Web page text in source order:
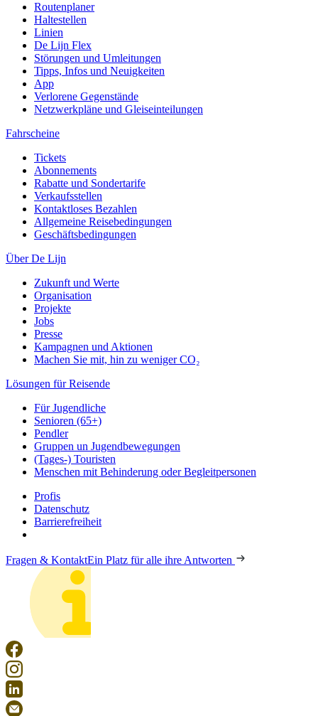
Routenplaner
Haltestellen
Linien
De Lijn Flex
Störungen und Umleitungen
Tipps, Infos und Neuigkeiten
App
Verlorene Gegenstände
Netzwerkpläne und Gleiseinteilungen
Fahrscheine
Tickets
Abonnements
Rabatte und Sondertarife
Verkaufsstellen
Kontaktloses Bezahlen
Allgemeine Reisebedingungen
Geschäftsbedingungen
Über De Lijn
Zukunft und Werte
Organisation
Projekte
Jobs
Presse
Kampagnen und Aktionen
Machen Sie mit, hin zu weniger CO₂
Lösungen für Reisende
Für Jugendliche
Senioren (65+)
Pendler
Gruppen un Jugendbewegungen
(Tages-) Touristen
Menschen mit Behinderung oder Begleitpersonen
Profis
Datenschutz
Barrierefreiheit
Fragen & KontaktEin Platz für alle ihre Antworten